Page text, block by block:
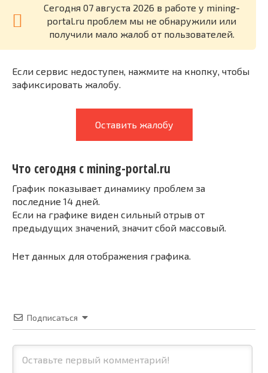
Cегодня 07 августа 2026 в работе у mining-
portal.ru проблем мы не обнаружили или
получили мало жалоб от пользователей.
Если сервис недоступен, нажмите на кнопку, чтобы
зафиксировать жалобу.
Оставить жалобу
Что сегодня с mining-portal.ru
График показывает динамику проблем за
последние 14 дней.
Если на графике виден сильный отрыв от
предыдущих значений, значит сбой массовый.
Нет данных для отображения графика.
Подписаться